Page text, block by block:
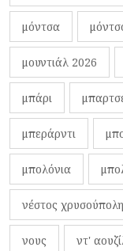
μόντσα
μουντιάλ 2026
μπάρι
μπεράρντι
μπολόνια
νέστος
νους ντ'